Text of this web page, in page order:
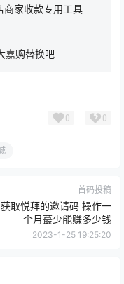
商家收款专用工具
嘉购替换吧
0 0
首码投稿
取悦拜的邀请码 操作一
个月蕞少能赚多少钱
2023-1-25 19:25:20